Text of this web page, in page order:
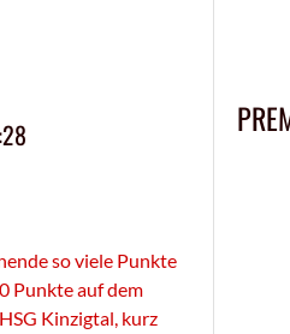
so viele Punkte
Punkte auf dem
Kinzigtal, kurz